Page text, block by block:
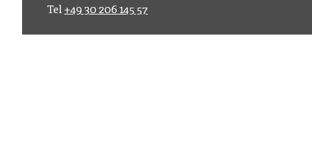
Tel+49 30 206 145 57